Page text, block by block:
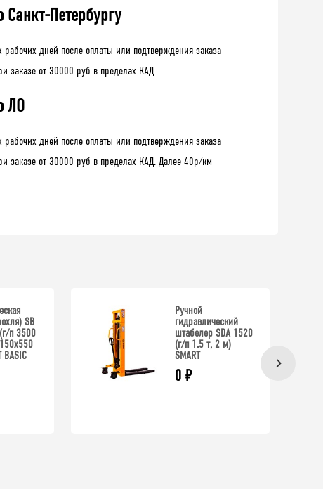
Санкт-Петербургу
рабочих дней после оплаты или подтверждения заказа
заказе от 30000 руб в пределах КАД
ЛО
рабочих дней после оплаты или подтверждения заказа
заказе от 30000 руб в пределах КАД. Далее 40р/км
SB
п 3500
BASIC
Ручной
гидравлический
штабелер SDA 1520
(г/п 1.5 т, 2 м)
SMART
0 ₽